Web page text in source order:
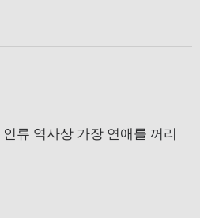
류 역사상 가장 연애를 꺼리